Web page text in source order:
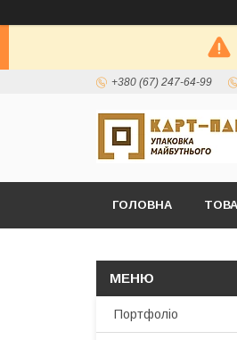
+380 (67) 247-64-99
ГОЛОВНА
Портфоліо